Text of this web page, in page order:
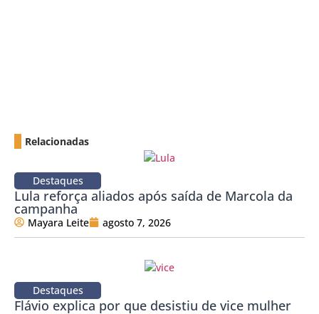
Relacionadas
Destaques
Lula reforça aliados após saída de Marcola da
campanha
Mayara Leite agosto 7, 2026
Destaques
Flávio explica por que desistiu de vice mulher